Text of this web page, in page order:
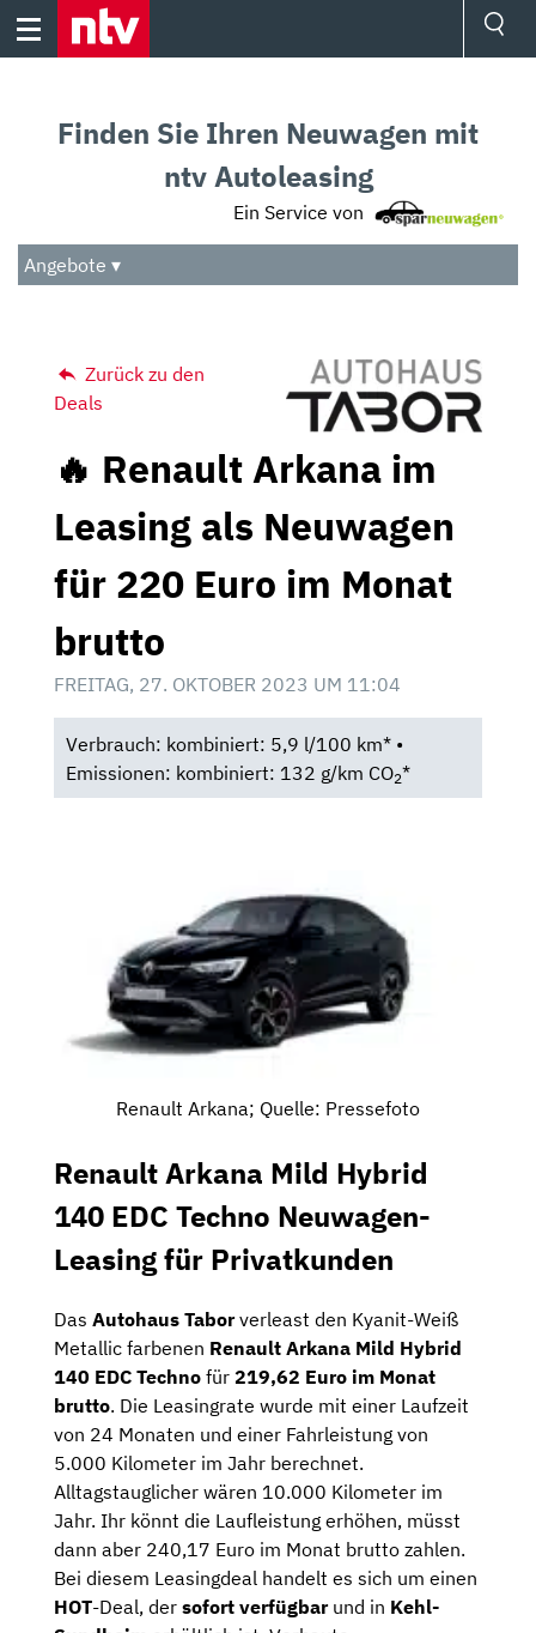
Skip
Audio
Das Beste
Finden Sie Ihren Neuwagen mit
ntv Autoleasing
Ein Service von
Angebote ▾
Zurück zu den
Deals
🔥 Renault Arkana im
Leasing als Neuwagen
für 220 Euro im Monat
brutto
FREITAG, 27. OKTOBER 2023 UM 11:04
Verbrauch: kombiniert: 5,9 l/100 km* •
Emissionen: kombiniert: 132 g/km CO2*
Renault Arkana; Quelle: Pressefoto
Renault Arkana Mild Hybrid
140 EDC Techno Neuwagen-
Leasing für Privatkunden
Das Autohaus Taborverleast den Kyanit-Weiß
Metallic farbenen Renault Arkana Mild Hybrid
140 EDC Techno für 219,62 Euro im Monat
brutto. Die Leasingrate wurde mit einer Laufzeit
von 24 Monaten und einer Fahrleistung von
5.000 Kilometer im Jahr berechnet.
Alltagstauglicher wären 10.000 Kilometer im
Jahr. Ihr könnt die Laufleistung erhöhen, müsst
dann aber 240,17 Euro im Monat brutto zahlen.
Bei diesem Leasingdeal handelt es sich um einen
HOT-Deal, der sofort verfügbarund in Kehl-